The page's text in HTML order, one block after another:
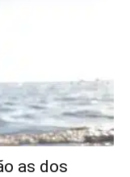
as dos